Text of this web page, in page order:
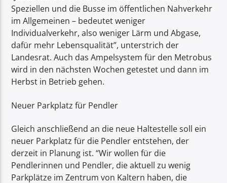
Speziellen und die Busse im öffentlichen Nahverkehr
im Allgemeinen – bedeutet weniger
Individualverkehr, also weniger Lärm und Abgase,
dafür mehr Lebensqualität”, unterstrich der
Landesrat. Auch das Ampelsystem für den Metrobus
wird in den nächsten Wochen getestet und dann im
Herbst in Betrieb gehen.
Neuer Parkplatz für Pendler
Gleich anschließend an die neue Haltestelle soll ein
neuer Parkplatz für die Pendler entstehen, der
derzeit in Planung ist. “Wir wollen für die
Pendlerinnen und Pendler, die aktuell zu wenig
Parkplätze im Zentrum von Kaltern haben, die